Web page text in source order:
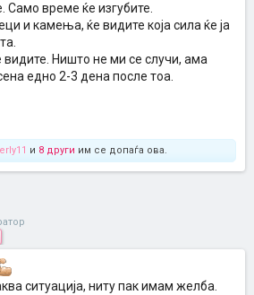
Само време ќе изгубите.
и камења, ќе видите која сила ќе ја
Ништо не ми се случи, ама
едно 2-3 дена после тоа.
и 8 други им се допаѓа ова.
ситуација, ниту пак имам желба.